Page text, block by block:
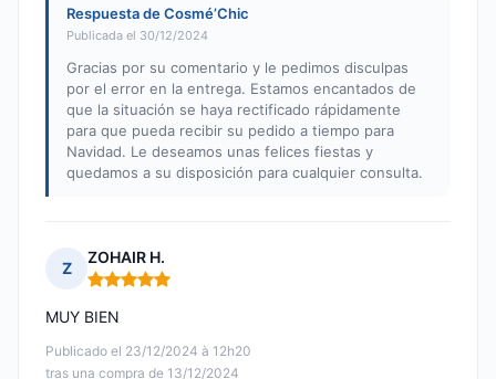
Respuesta de Cosmé’Chic
Publicada el 30/12/2024
Gracias por su comentario y le pedimos disculpas
por el error en la entrega. Estamos encantados de
que la situación se haya rectificado rápidamente
para que pueda recibir su pedido a tiempo para
Navidad. Le deseamos unas felices fiestas y
quedamos a su disposición para cualquier consulta.
Z
ZOHAIR H.
Nota: 5 de 5
Publicado el 23/12/2024 à 12h20
tras una compra de 13/12/2024
MUY BIEN